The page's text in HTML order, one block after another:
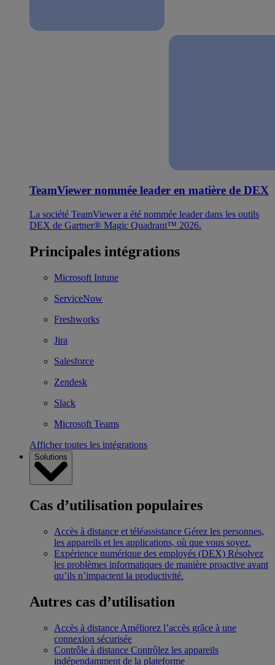
TeamViewer nommée leader en matière de DEX
La société TeamViewer a été nommée leader dans les outils
DEX de Gartner® Magic Quadrant™ 2026.
Principales intégrations
Microsoft Intune
ServiceNow
Freshworks
Jira
Salesforce
Zendesk
Slack
Microsoft Teams
Afficher toutes les intégrations
Solutions
Cas d’utilisation populaires
Accès à distance et téléassistance Gérez les personnes,
les appareils et les applications, où que vous soyez.
Expérience numérique des employés (DEX) Résolvez
les problèmes informatiques de manière proactive avant
qu’ils n’impactent la productivité.
Autres cas d’utilisation
Accès à distance Améliorez l’accès grâce à une
connexion sécurisée
Contrôle à distance Contrôlez les appareils
indépendamment de la plateforme